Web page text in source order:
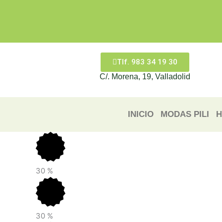
Tlf. 983 34 19 30
C/. Morena, 19, Valladolid
INICIO MODAS PILI
30 %
30 %